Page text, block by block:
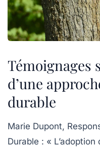
Témoignages
d’une
durable
Marie Dupont,
Durable : « L’adoption